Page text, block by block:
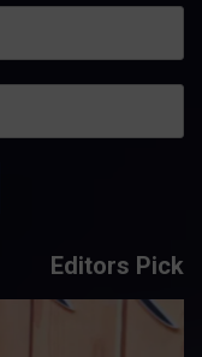
Editors Pick